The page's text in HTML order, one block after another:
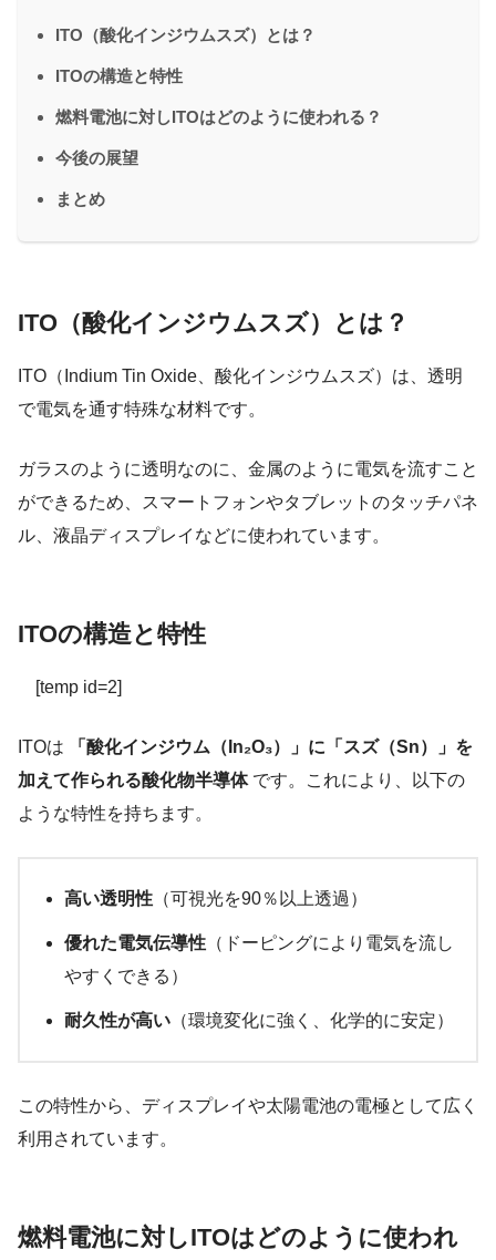
ITO（酸化インジウムスズ）とは？
ITOの構造と特性
燃料電池に対しITOはどのように使われる？
今後の展望
まとめ
ITO（酸化インジウムスズ）とは？
ITO（Indium Tin Oxide、酸化インジウムスズ）は、透明
で電気を通す特殊な材料です。
ガラスのように透明なのに、金属のように電気を流すこと
ができるため、スマートフォンやタブレットのタッチパネ
ル、液晶ディスプレイなどに使われています。
ITOの構造と特性
[temp id=2]
ITOは
「酸化インジウム（In₂O₃）」に「スズ（Sn）」を
加えて作られる酸化物半導体です。これにより、以下の
ような特性を持ちます。
高い透明性 （可視光を90％以上透過）
優れた電気伝導性 （ドーピングにより電気を流し
やすくできる）
耐久性が高い （環境変化に強く、化学的に安定）
この特性から、ディスプレイや太陽電池の電極として広く
利用されています。
燃料電池に対しITOはどのように使われ